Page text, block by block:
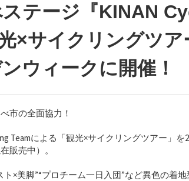
テージ『KINAN
×サイクリングツ
ウィークに開催！
市の全面協力！
Teamによる「観光×サイクリングツアー」
販売中）。
ト×美脚”“プロチーム一日入団”など異色の着